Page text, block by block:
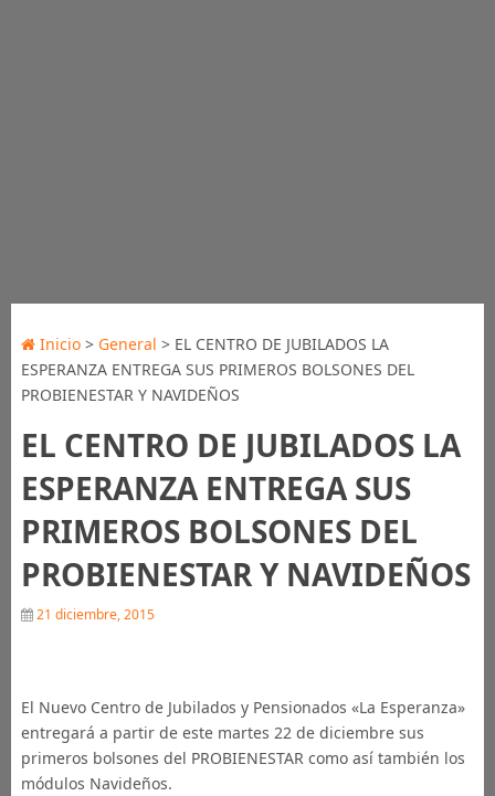
Inicio> General > EL CENTRO DE JUBILADOS LA
ESPERANZA ENTREGA SUS PRIMEROS BOLSONES DEL
PROBIENESTAR Y NAVIDEÑOS
EL CENTRO DE JUBILADOS LA
ESPERANZA ENTREGA SUS
PRIMEROS BOLSONES DEL
PROBIENESTAR Y NAVIDEÑOS
21 diciembre, 2015
El Nuevo Centro de Jubilados y Pensionados «La Esperanza»
entregará a partir de este martes 22 de diciembre sus
primeros bolsones del PROBIENESTAR como así también los
módulos Navideños.